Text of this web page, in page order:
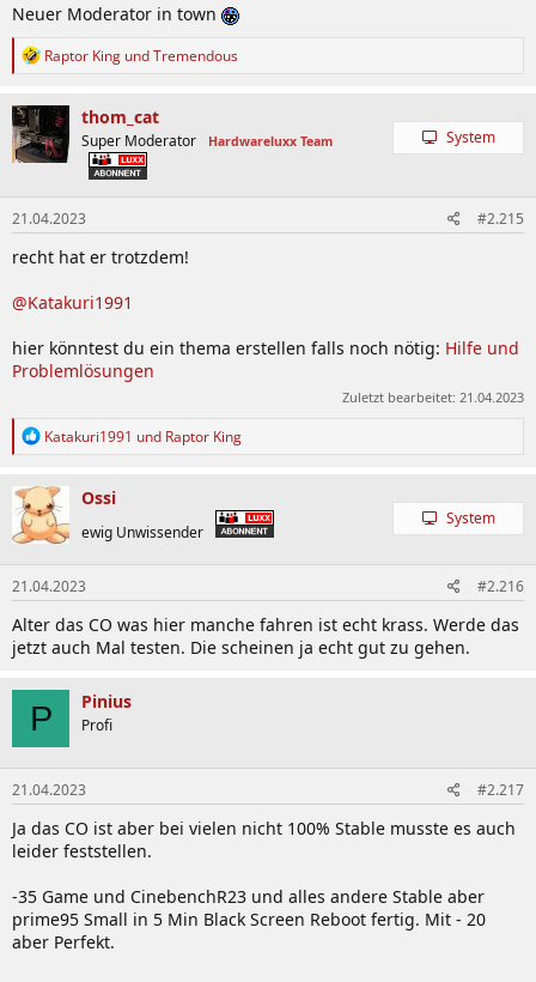
Neuer Moderator in town
R
k
t
i
o
n
Raptor King undTremendous
thom_cat
Super Moderator Hardwareluxx Team System
21.04.2023 #2.215
recht hat er trotzdem!
@Katakuri1991
hier könntest du ein thema erstellen falls noch nötig: Hilfe und
Problemlösungen
Zuletzt bearbeitet: 21.04.2023
R
k
t
i
o
n
e
n
:
Katakuri1991 und Raptor King
Ossi
ewig Unwissender
System
21.04.2023 #2.216
Alter das CO was hier manche fahren ist echt krass. Werde das
jetzt auch Mal testen. Die scheinen ja echt gut zu gehen.
P Pinius
Profi
21.04.2023 #2.217
Ja das CO ist aber bei vielen nicht 100% Stable musste es auch
leider feststellen.
-35 Game und CinebenchR23 und alles andere Stable aber
prime95 Small in 5 Min Black Screen Reboot fertig. Mit - 20
aber Perfekt.